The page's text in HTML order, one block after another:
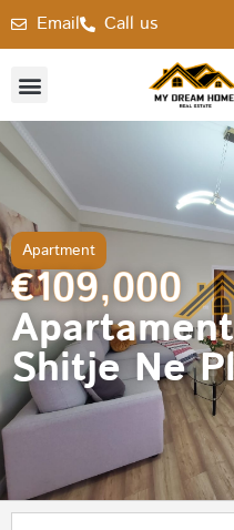
Email Call us
Apartment
€109,000
Shitje Ne